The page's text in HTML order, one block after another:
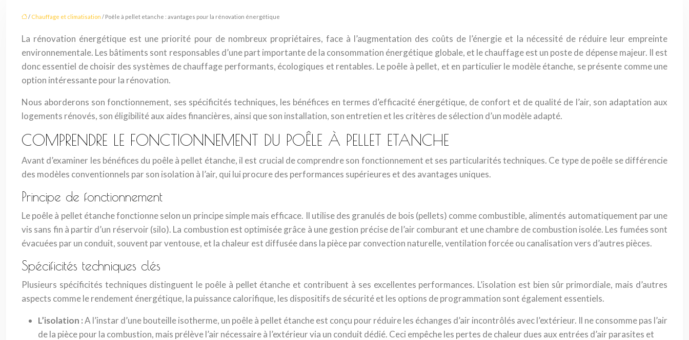
/ Chauffage et climatisation / Poêle à pellet etanche : avantages pour la rénovation énergétique
La rénovation énergétique est une priorité pour de nombreux propriétaires, face à l’augmentation des coûts de l’énergie et la nécessité de réduire leur empreinte
environnementale. Les bâtiments sont responsables d’une part importante de la consommation énergétique globale, et le chauffage est un poste de dépense majeur. Il est
donc essentiel de choisir des systèmes de chauffage performants, écologiques et rentables. Le poêle à pellet, et en particulier le modèle étanche, se présente comme une
option intéressante pour la rénovation.
Nous aborderons son fonctionnement, ses spécificités techniques, les bénéfices en termes d’efficacité énergétique, de confort et de qualité de l’air, son adaptation aux
logements rénovés, son éligibilité aux aides financières, ainsi que son installation, son entretien et les critères de sélection d’un modèle adapté.
COMPRENDRE LE FONCTIONNEMENT DU POÊLE À PELLET ETANCHE
Avant d’examiner les bénéfices du poêle à pellet étanche, il est crucial de comprendre son fonctionnement et ses particularités techniques. Ce type de poêle se différencie
des modèles conventionnels par son isolation à l’air, qui lui procure des performances supérieures et des avantages uniques.
Principe de fonctionnement
Le poêle à pellet étanche fonctionne selon un principe simple mais efficace. Il utilise des granulés de bois (pellets) comme combustible, alimentés automatiquement par une
vis sans fin à partir d’un réservoir (silo). La combustion est optimisée grâce à une gestion précise de l’air comburant et une chambre de combustion isolée. Les fumées sont
évacuées par un conduit, souvent par ventouse, et la chaleur est diffusée dans la pièce par convection naturelle, ventilation forcée ou canalisation vers d’autres pièces.
Spécificités techniques clés
Plusieurs spécificités techniques distinguent le poêle à pellet étanche et contribuent à ses excellentes performances. L’isolation est bien sûr primordiale, mais d’autres
aspects comme le rendement énergétique, la puissance calorifique, les dispositifs de sécurité et les options de programmation sont également essentiels.
L’isolation :A l’instar d’une bouteille isotherme, un poêle à pellet étanche est conçu pour réduire les échanges d’air incontrôlés avec l’extérieur. Il ne consomme pas l’air
de la pièce pour la combustion, mais prélève l’air nécessaire à l’extérieur via un conduit dédié. Ceci empêche les pertes de chaleur dues aux entrées d’air parasites et